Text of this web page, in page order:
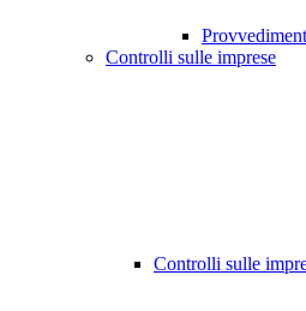
Controlli sulle imprese
Controlli sulle